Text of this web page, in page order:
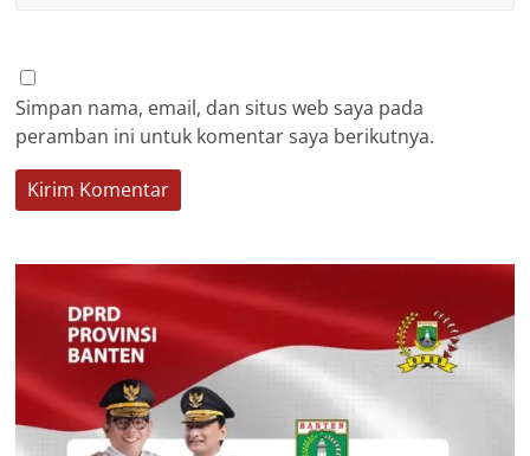
Simpan nama, email, dan situs web saya pada
peramban ini untuk komentar saya berikutnya.